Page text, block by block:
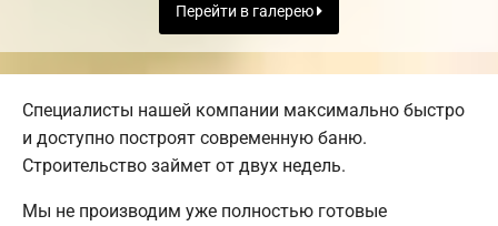
Перейти в галерею
Специалисты нашей компании максимально быстро
и доступно построят современную баню.
Строительство займет от двух недель.
Мы не производим уже полностью готовые